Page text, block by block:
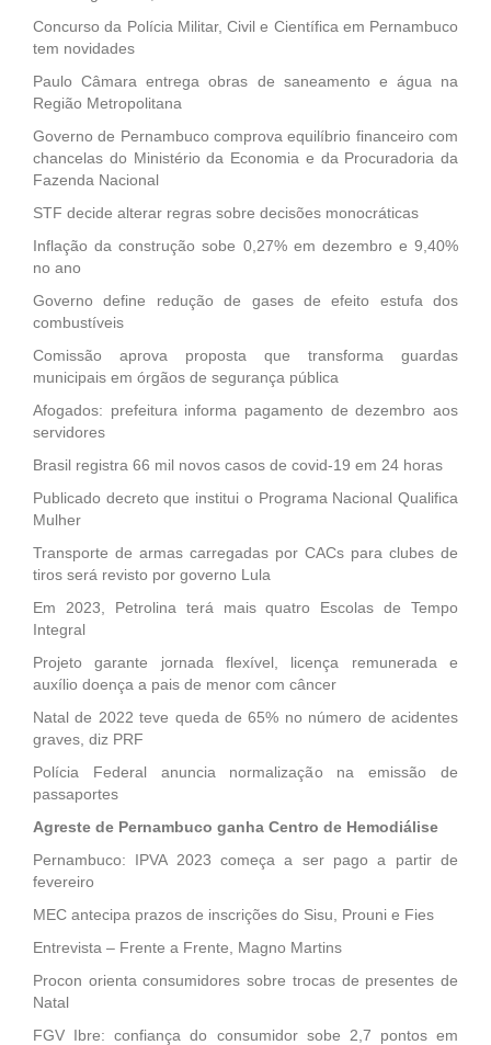
Concurso da Polícia Militar, Civil e Científica em Pernambuco
tem novidades
Paulo Câmara entrega obras de saneamento e água na
Região Metropolitana
Governo de Pernambuco comprova equilíbrio financeiro com
chancelas do Ministério da Economia e da Procuradoria da
Fazenda Nacional
STF decide alterar regras sobre decisões monocráticas
Inflação da construção sobe 0,27% em dezembro e 9,40%
no ano
Governo define redução de gases de efeito estufa dos
combustíveis
Comissão aprova proposta que transforma guardas
municipais em órgãos de segurança pública
Afogados: prefeitura informa pagamento de dezembro aos
servidores
Brasil registra 66 mil novos casos de covid-19 em 24 horas
Publicado decreto que institui o Programa Nacional Qualifica
Mulher
Transporte de armas carregadas por CACs para clubes de
tiros será revisto por governo Lula
Em 2023, Petrolina terá mais quatro Escolas de Tempo
Integral
Projeto garante jornada flexível, licença remunerada e
auxílio doença a pais de menor com câncer
Natal de 2022 teve queda de 65% no número de acidentes
graves, diz PRF
Polícia Federal anuncia normalização na emissão de
passaportes
Agreste de Pernambuco ganha Centro de Hemodiálise
Pernambuco: IPVA 2023 começa a ser pago a partir de
fevereiro
MEC antecipa prazos de inscrições do Sisu, Prouni e Fies
Entrevista – Frente a Frente, Magno Martins
Procon orienta consumidores sobre trocas de presentes de
Natal
FGV Ibre: confiança do consumidor sobe 2,7 pontos em